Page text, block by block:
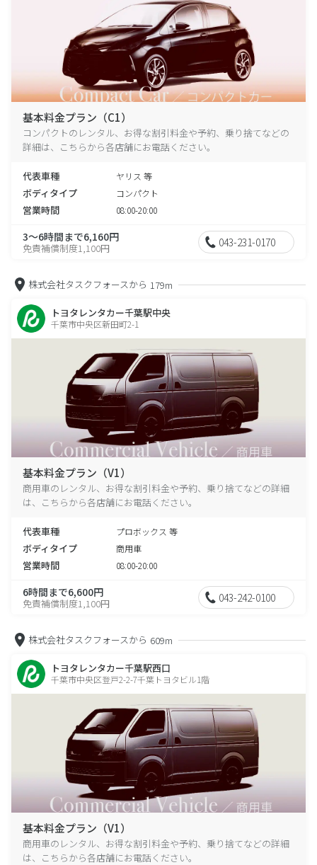
基本料金プラン（C1）
コンパクトのレンタル、お得な割引料金や予約、乗り捨てなどの
詳細は、こちらから各店舗にお電話ください。
代表車種 ヤリス 等
ボディタイプ コンパクト
営業時間 08:00-20:00
3～6時間まで6,160円
免責補償制度1,100円 043-231-0170
株式会社タスクフォースから 179m
トヨタレンタカー千葉駅中央
千葉市中央区新田町2-1
基本料金プラン（V1）
商用車のレンタル、お得な割引料金や予約、乗り捨てなどの詳細
は、こちらから各店舗にお電話ください。
代表車種 プロボックス 等
ボディタイプ 商用車
営業時間 08:00-20:00
6時間まで6,600円
免責補償制度1,100円 043-242-0100
株式会社タスクフォースから 609m
トヨタレンタカー千葉駅西口
千葉市中央区登戸2-2-7千葉トヨタビル1階
基本料金プラン（V1）
商用車のレンタル、お得な割引料金や予約、乗り捨てなどの詳細
は、こちらから各店舗にお電話ください。